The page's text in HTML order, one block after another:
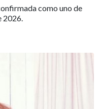
como uno de
2026.